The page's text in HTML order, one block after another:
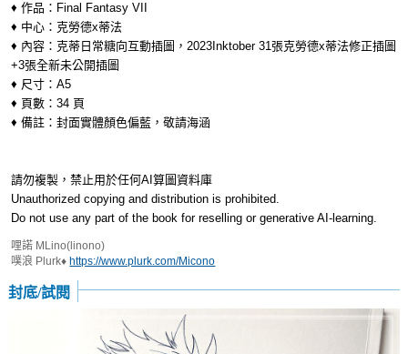
♦︎ 作品：Final Fantasy VII
♦︎ 中心：克勞德x蒂法
♦︎ 內容：克蒂日常糖向互動插圖，2023Inktober 31張克勞德x蒂法修正插圖
+3張全新未公開插圖
♦︎ 尺寸：A5
♦︎ 頁數：34 頁
♦︎ 備註：封面實體顏色偏藍，敬請海涵
請勿複製，禁止用於任何AI算圖資料庫
Unauthorized copying and distribution is prohibited.
Do not use any part of the book for reselling or generative AI-learning.
哩諾 MLino(linono)
噗浪 Plurk♦︎ https://www.plurk.com/Micono
封底/試閱